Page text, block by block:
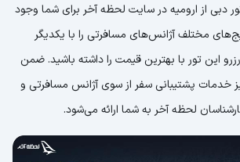
دبی از ارومیه در سایت لحظه آخر برای شما وجود
مختلف آژانس‌های مسافرتی را با یکدیگر
این تور با بهترین قیمت را داشته باشید. ضمن
خدمات پشتیبانی سفر از سوی آژانس مسافرتی و
لحظه آخر به شما ارائه می‌شود.